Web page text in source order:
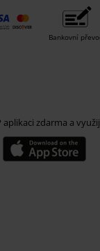
Bankovní
aplikaci zdarma a